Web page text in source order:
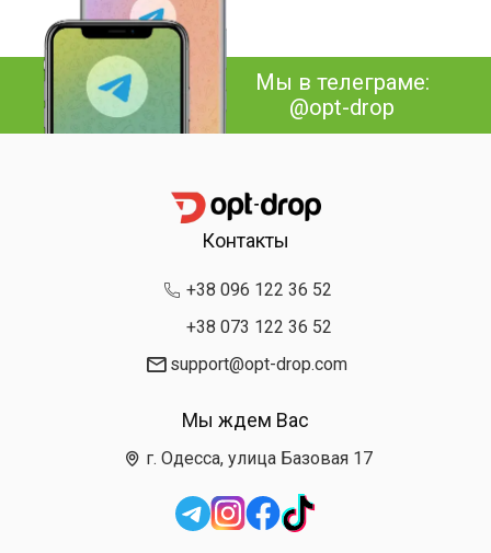
Мы в телеграме:
@opt-drop
Контакты
+38 096 122 36 52
+38 073 122 36 52
support@opt-drop.com
Мы ждем Вас
г. Одесса, улица Базовая 17